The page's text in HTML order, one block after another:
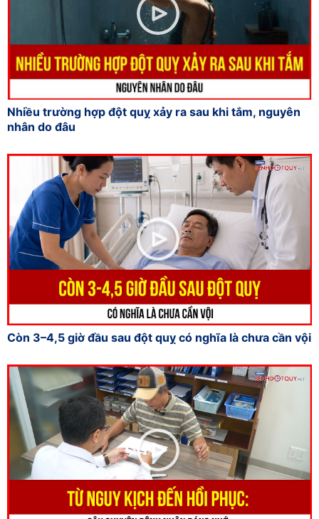
Nhiều trường hợp đột quỵ xảy ra sau khi tắm, nguyên
nhân do đâu
Còn 3–4,5 giờ đầu sau đột quỵ có nghĩa là chưa cần vội